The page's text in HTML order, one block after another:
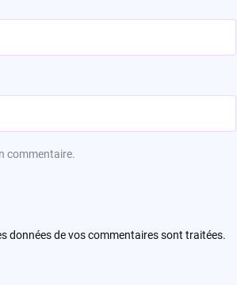
commentaire.
données de vos commentaires sont traitées.